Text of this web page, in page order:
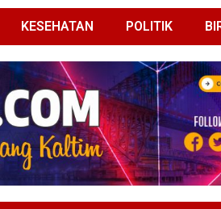
KESEHATAN POLITIK